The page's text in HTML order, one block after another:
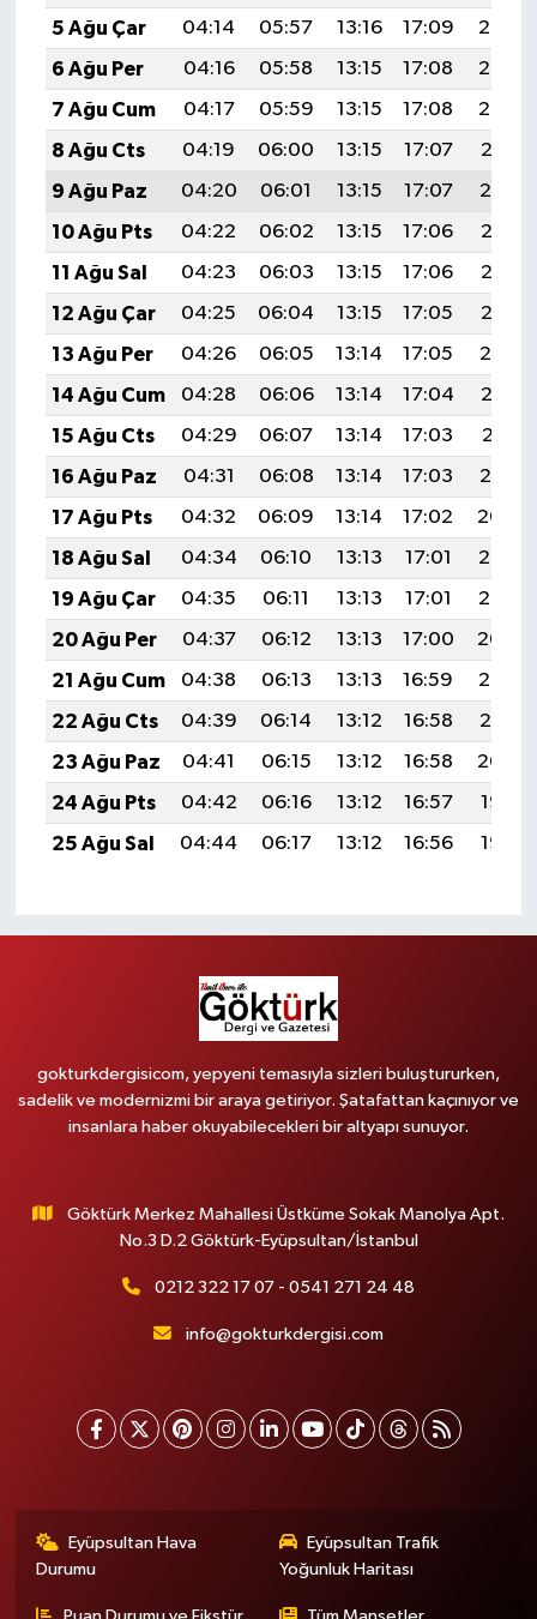
5 Ağu Çar
04:14 05:57 13:16 17:09
20:24
6 Ağu Per
04:16 05:58 13:15 17:08
20:23
7 Ağu Cum
04:17 05:59 13:15 17:08
20:22
8 Ağu Cts
04:19 06:00 13:15 17:07
20:21
9 Ağu Paz
04:20 06:01 13:15 17:07
20:19
10 Ağu Pts
04:22 06:02 13:15 17:06
20:18
11 Ağu Sal
04:23 06:03 13:15 17:06
20:17
12 Ağu Çar
04:25 06:04 13:15 17:05
20:15
13 Ağu Per
04:26 06:05 13:14 17:05
20:14
14 Ağu Cum
04:28 06:06 13:14 17:04
20:13
15 Ağu Cts
04:29 06:07 13:14 17:03
20:11
16 Ağu Paz
04:31 06:08 13:14 17:03
20:10
17 Ağu Pts
04:32 06:09 13:14 17:02
20:09
18 Ağu Sal
04:34 06:10 13:13 17:01
20:07
19 Ağu Çar
04:35 06:11 13:13 17:01
20:06
20 Ağu Per
04:37 06:12 13:13 17:00
20:04
21 Ağu Cum
04:38 06:13 13:13 16:59
20:03
22 Ağu Cts
04:39 06:14 13:12 16:58
20:01
23 Ağu Paz
04:41 06:15 13:12 16:58
20:00
24 Ağu Pts
04:42 06:16 13:12 16:57
19:58
25 Ağu Sal
04:44 06:17 13:12 16:56 19:57
gokturkdergisicom, yepyeni temasıyla sizleri buluştururken,
sadelik ve modernizmi bir araya getiriyor. Şatafattan kaçınıyor ve
insanlara haber okuyabilecekleri bir altyapı sunuyor.
Göktürk Merkez Mahallesi Üstküme Sokak Manolya Apt.
No.3 D.2 Göktürk-Eyüpsultan/İstanbul
0212 322 17 07 - 0541 271 24 48
info@gokturkdergisi.com
Eyüpsultan Hava
Durumu
Eyüpsultan Trafik
Yoğunluk Haritası